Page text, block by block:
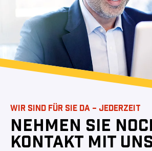
WIR SIND FÜR SIE DA – JEDERZEIT
NEHMEN SIE
KONTAKT MIT